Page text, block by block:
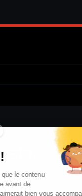
des produits pour la